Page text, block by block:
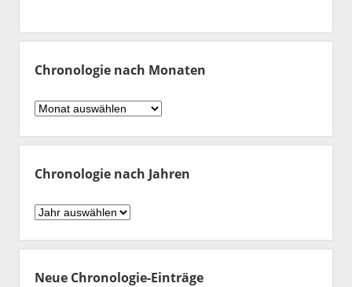
Chronologie nach Monaten
Chronologie
Monaten
Chronologie nach Jahren
Chronologie
Jahren
Neue Chronologie-Einträge